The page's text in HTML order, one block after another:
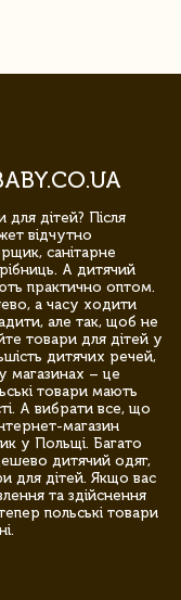
дітей? Після
відчутно
санітарне
А дитячий
практично оптом.
а часу ходити
але так, щоб не
товари для дітей у
дитячих речей,
магазинах – це
товари мають
А вибрати все, що
магазин
у Польщі. Багато
дитячий одяг,
для дітей. Якщо вас
та здійснення
польські товари